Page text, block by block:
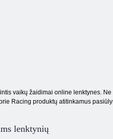
vaikų žaidimai online lenktynes.
Racing produktų atitinkamus
lenktynių